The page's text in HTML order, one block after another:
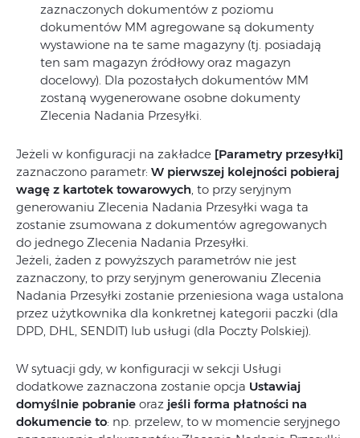
zaznaczonych dokumentów z poziomu
dokumentów MM agregowane są dokumenty
wystawione na te same magazyny (tj. posiadają
ten sam magazyn źródłowy oraz magazyn
docelowy). Dla pozostałych dokumentów MM
zostaną wygenerowane osobne dokumenty
Zlecenia Nadania Przesyłki.
Jeżeli w konfiguracji na zakładce [Parametry przesyłki]
zaznaczono parametr: W pierwszej kolejności pobieraj
wagę z kartotek towarowych, to przy seryjnym
generowaniu Zlecenia Nadania Przesyłki waga ta
zostanie zsumowana z dokumentów agregowanych
do jednego Zlecenia Nadania Przesyłki.
Jeżeli, żaden z powyższych parametrów nie jest
zaznaczony, to przy seryjnym generowaniu Zlecenia
Nadania Przesyłki zostanie przeniesiona waga ustalona
przez użytkownika dla konkretnej kategorii paczki (dla
DPD, DHL, SENDIT) lub usługi (dla Poczty Polskiej).
W sytuacji gdy, w konfiguracji w sekcji Usługi
dodatkowe zaznaczona zostanie opcja Ustawiaj
domyślnie pobranie oraz jeśli forma płatności na
dokumencie to: np. przelew, to w momencie seryjnego